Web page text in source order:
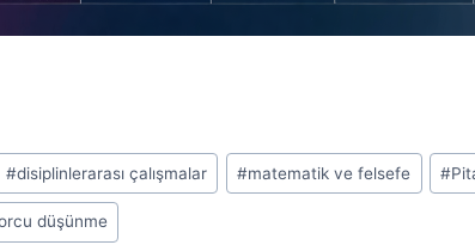
#disiplinlerarası çalışmalar #matematik ve felsefe #
düşünme